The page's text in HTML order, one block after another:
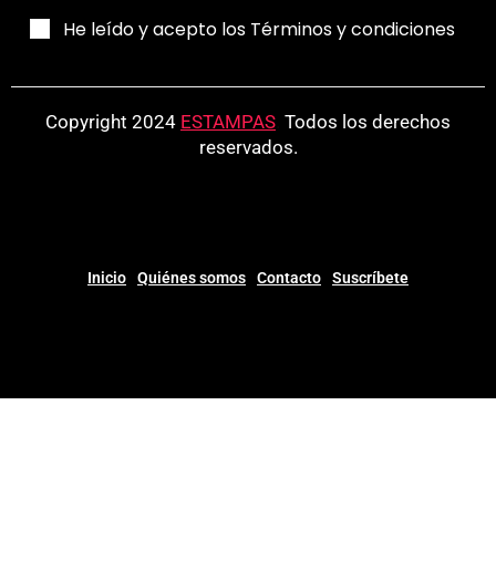
He leído y acepto los Términos y condiciones
Copyright 2024 ESTAMPAS Todos los derechos
reservados.
Inicio Quiénes somos Contacto Suscríbete